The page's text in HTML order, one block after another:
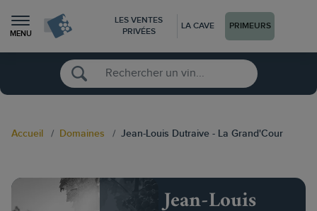
MENU
LES VENTES
PRIVÉES
LA CAVE PRIMEURS
Accueil Domaines Jean-Louis Dutraive - La Grand'Cour
Jean-Louis